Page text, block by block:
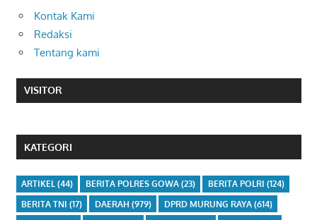
Kontak Kami
Redaksi
Tentang kami
VISITOR
KATEGORI
ARTIKEL(44) BERITA POLRES GOWA(23) BERITA POLRI (124)
BERITA TNI (17) DAERAH (979) DPRD MURUNG RAYA(614)